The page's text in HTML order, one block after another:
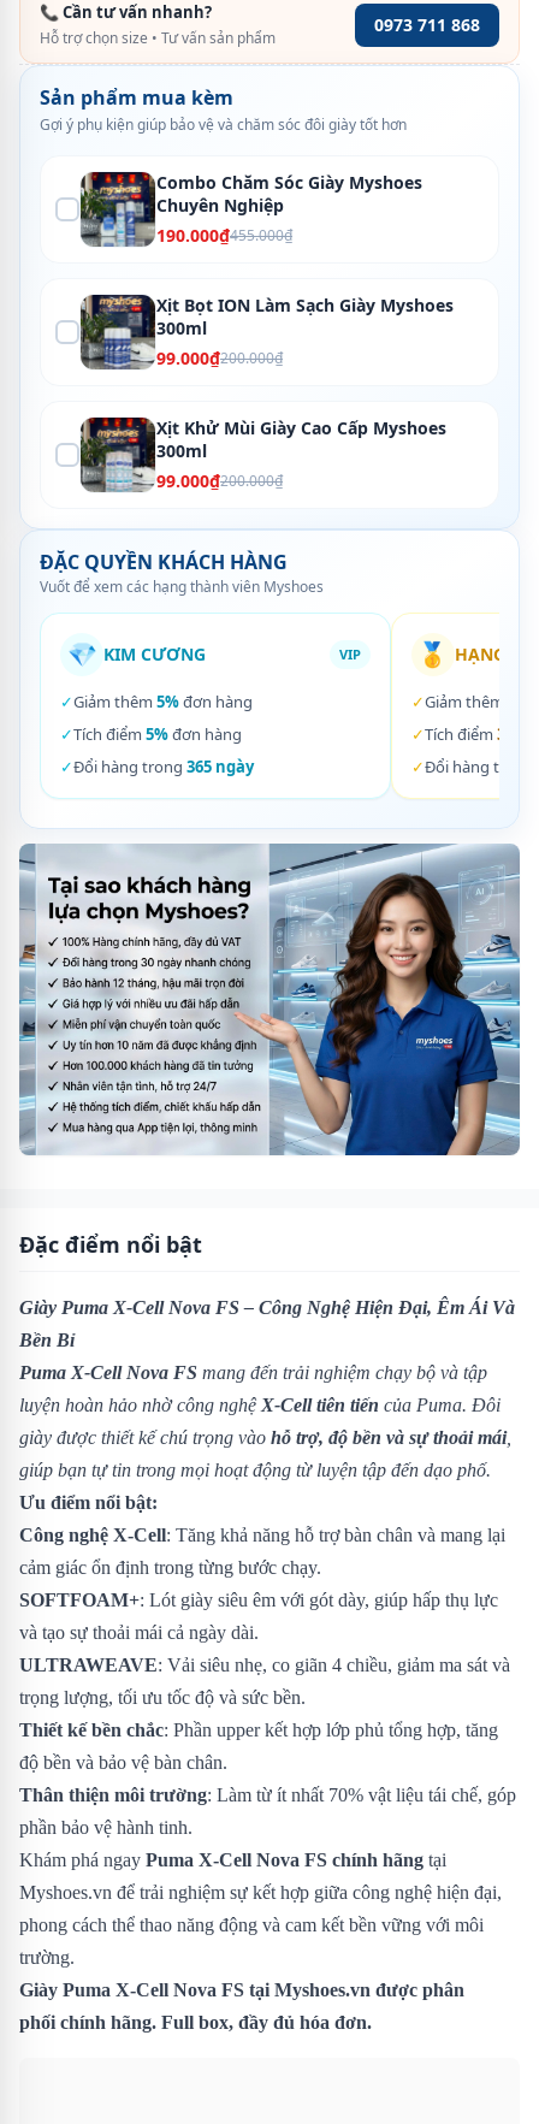
📞 Cần tư vấn nhanh?
Hỗ trợ chọn size • Tư vấn sản phẩm
0973 711 868
Sản phẩm mua kèm
Gợi ý phụ kiện giúp bảo vệ và chăm sóc đôi giày tốt hơn
Combo Chăm Sóc Giày Myshoes
Chuyên Nghiệp
190.000₫455.000₫
Xịt Bọt ION Làm Sạch Giày Myshoes
300ml
99.000₫200.000₫
Xịt Khử Mùi Giày Cao Cấp Myshoes
300ml
99.000₫200.000₫
ĐẶC QUYỀN KHÁCH HÀNG
Vuốt để xem các hạng thành viên Myshoes
💎 KIM CƯƠNG VIP
✓Giảm thêm 5%đơn hàng
✓Tích điểm 5%đơn hàng
✓Đổi hàng trong 365 ngày
🥇 HẠNG
✓Giảm thêm
✓Tích điểm 3%
✓Đổi hàng trong
Đặc điểm nổi bật
Giày Puma X-Cell Nova FS – Công Nghệ Hiện Đại, Êm Ái Và
Bền Bỉ
Puma X-Cell Nova FS mang đến trải nghiệm chạy bộ và tập
luyện hoàn hảo nhờ công nghệ X-Cell tiên tiến của Puma. Đôi
giày được thiết kế chú trọng vào hỗ trợ, độ bền và sự thoải mái,
giúp bạn tự tin trong mọi hoạt động từ luyện tập đến dạo phố.
Ưu điểm nổi bật:
Công nghệ X-Cell: Tăng khả năng hỗ trợ bàn chân và mang lại
cảm giác ổn định trong từng bước chạy.
SOFTFOAM+: Lót giày siêu êm với gót dày, giúp hấp thụ lực
và tạo sự thoải mái cả ngày dài.
ULTRAWEAVE: Vải siêu nhẹ, co giãn 4 chiều, giảm ma sát và
trọng lượng, tối ưu tốc độ và sức bền.
Thiết kế bền chắc: Phần upper kết hợp lớp phủ tổng hợp, tăng
độ bền và bảo vệ bàn chân.
Thân thiện môi trường: Làm từ ít nhất 70% vật liệu tái chế, góp
phần bảo vệ hành tinh.
Khám phá ngay Puma X-Cell Nova FS chính hãng tại
Myshoes.vn để trải nghiệm sự kết hợp giữa công nghệ hiện đại,
phong cách thể thao năng động và cam kết bền vững với môi
trường.
Giày Puma X-Cell Nova FS tại Myshoes.vn được phân
phối chính hãng. Full box, đầy đủ hóa đơn.